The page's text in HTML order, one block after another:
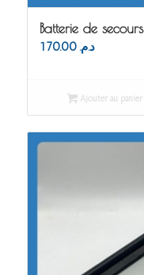
Batterie de secours
د.م. 170.00
Ajouter au panier